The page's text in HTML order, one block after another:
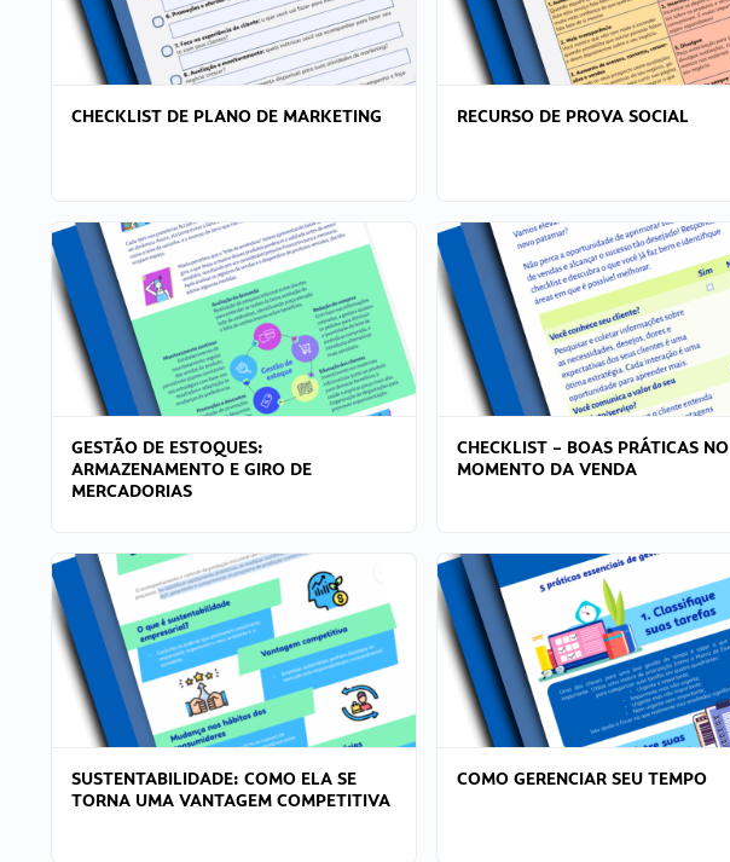
CHECKLIST DE PLANO DE MARKETING RECURSO DE PROVA SOCIAL
GESTÃO DE ESTOQUES:
ARMAZENAMENTO E GIRO DE
MERCADORIAS
CHECKLIST – BOAS PRÁTICAS NO
MOMENTO DA VENDA
SUSTENTABILIDADE: COMO ELA SE
TORNA UMA VANTAGEM COMPETITIVA
COMO GERENCIAR SEU TEMPO